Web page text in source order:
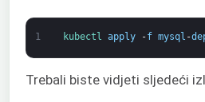
1 kubectl apply -f mysql -
Trebali biste vidjeti sljedeći